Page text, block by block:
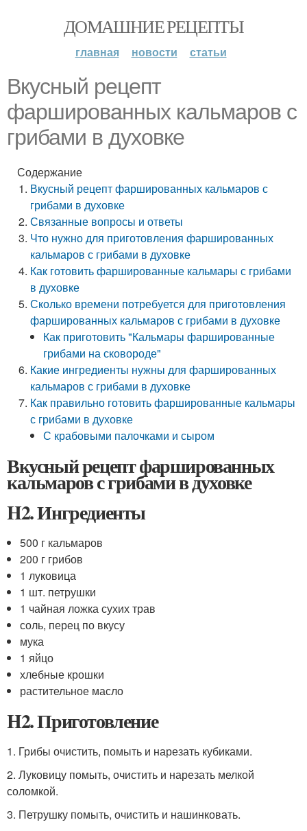
ДОМАШНИЕ РЕЦЕПТЫ
главная новости статьи
Вкусный рецепт
фаршированных кальмаров с
грибами в духовке
Содержание
Вкусный рецепт фаршированных кальмаров с
грибами в духовке
Связанные вопросы и ответы
Что нужно для приготовления фаршированных
кальмаров с грибами в духовке
Как готовить фаршированные кальмары с грибами
в духовке
Сколько времени потребуется для приготовления
фаршированных кальмаров с грибами в духовке
Как приготовить "Кальмары фаршированные
грибами на сковороде"
Какие ингредиенты нужны для фаршированных
кальмаров с грибами в духовке
Как правильно готовить фаршированные кальмары
с грибами в духовке
С крабовыми палочками и сыром
Вкусный рецепт фаршированных
кальмаров с грибами в духовке
H2. Ингредиенты
500 г кальмаров
200 г грибов
1 луковица
1 шт. петрушки
1 чайная ложка сухих трав
соль, перец по вкусу
мука
1 яйцо
хлебные крошки
растительное масло
H2. Приготовление
1. Грибы очистить, помыть и нарезать кубиками.
2. Луковицу помыть, очистить и нарезать мелкой
соломкой.
3. Петрушку помыть, очистить и нашинковать.